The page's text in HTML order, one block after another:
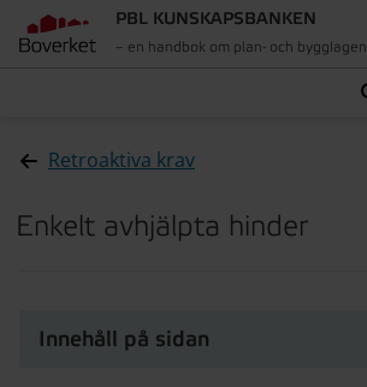
PBL KUNSKAPSBANKEN
– en handbok om plan- och bygglagen
Retroaktiva krav
Enkelt avhjälpta hinder
Innehåll på sidan